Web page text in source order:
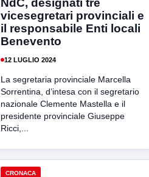
NdC, designati tre
vicesegretari provinciali e
il responsabile Enti locali
Benevento
12 LUGLIO 2024
La segretaria provinciale Marcella
Sorrentina, d’intesa con il segretario
nazionale Clemente Mastella e il
presidente provinciale Giuseppe
Ricci,...
CRONACA